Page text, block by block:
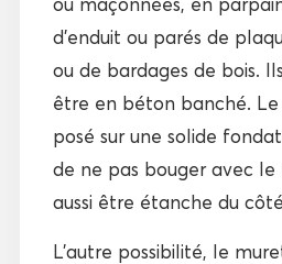
d’enduit ou parés de
ou de bardages de bois.
être en béton banché.
posé sur une solide
de ne pas bouger avec
aussi être étanche du
L’autre possibilité, le